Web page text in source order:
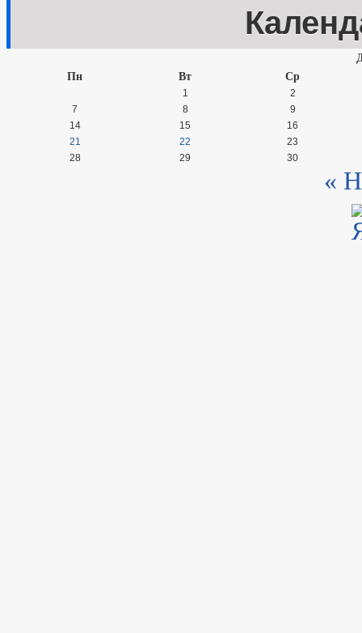
Пн
Вт Ср
1
2
7
8
9
14
15
16
21
22
23
28
29 30
«